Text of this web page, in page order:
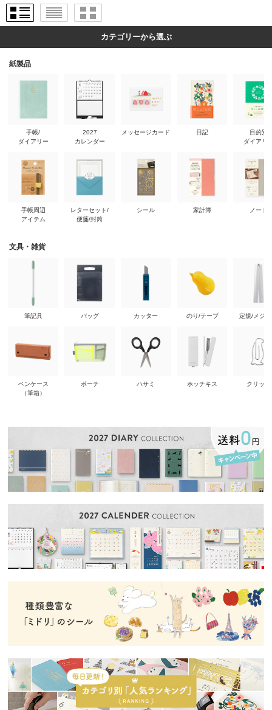
カテゴリーから選ぶ
紙製品
手帳/
ダイアリー
手帳周辺
アイテム
2027
カレンダー
レターセット/
便箋/封筒
メッセージカード
シール
日記
家計簿
目的別
ダイアリ
ノート
文具・雑貨
筆記具
ペンケース
（筆箱）
バッグ
ポーチ
カッター
ハサミ
のり/テープ
ホッチキス
定規/メジ
クリップ